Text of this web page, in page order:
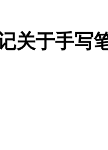
关于手写